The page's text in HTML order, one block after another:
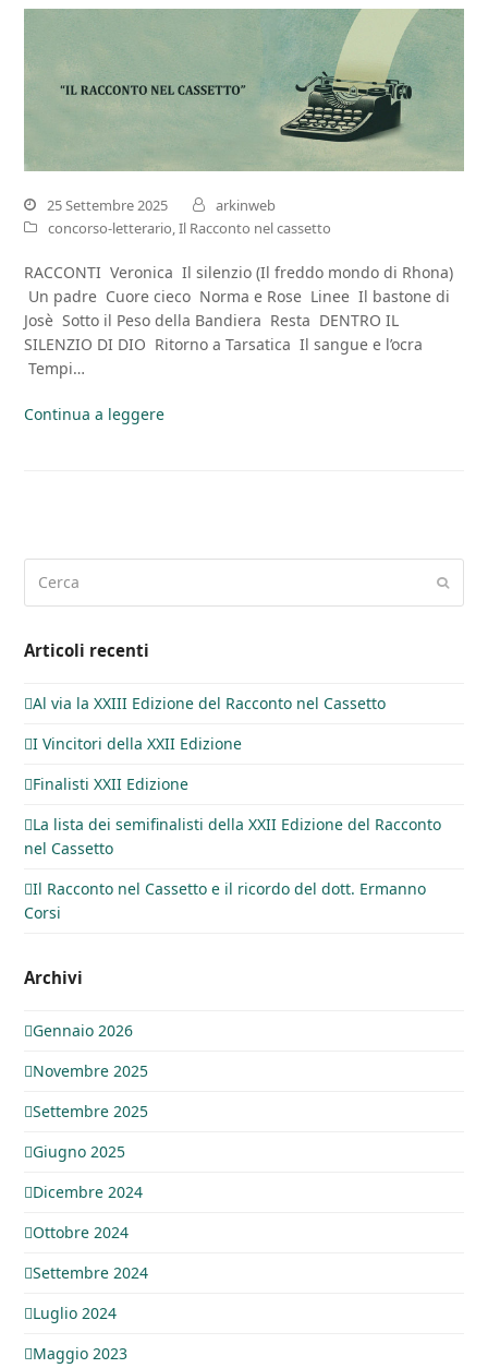
25 Settembre 2025
arkinweb
concorso-letterario,Il Racconto nel cassetto
RACCONTI Veronica Il silenzio (Il freddo mondo di Rhona)
Un padre Cuore cieco Norma e Rose Linee Il bastone di
Josè Sotto il Peso della Bandiera Resta DENTRO IL
SILENZIO DI DIO Ritorno a Tarsatica Il sangue e l’ocra
Tempi…
Continua a leggere
Invia
Articoli recenti
Al via la XXIII Edizione del Racconto nel Cassetto
I Vincitori della XXII Edizione
Finalisti XXII Edizione
La lista dei semifinalisti della XXII Edizione del Racconto
nel Cassetto
Il Racconto nel Cassetto e il ricordo del dott. Ermanno
Corsi
Archivi
Gennaio 2026
Novembre 2025
Settembre 2025
Giugno 2025
Dicembre 2024
Ottobre 2024
Settembre 2024
Luglio 2024
Maggio 2023